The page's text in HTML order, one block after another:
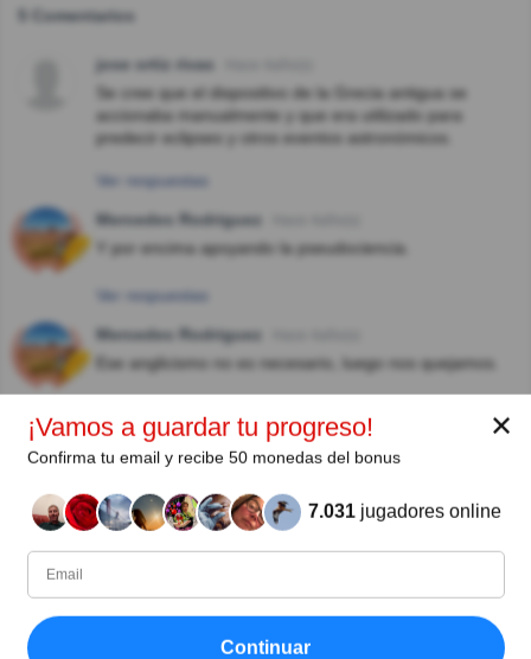
5 Comentarios
jose ortiz rivas
Se cree que el dispositivo de la Grecia antigua se
accionaba manualmente y que era utilizado para
predecir eclipses y otros eventos astronómicos.
Ver respuestas
Mercedes Rodriguez
Y por encima apoyando la pseudociencia.
Ver respuestas
Mercedes Rodriguez
Ese anglicismo no es necesario, luego nos quejamos.
Nicolas Antonio Ayon Trelles Hace 5año(s)
OTRO PLANETA MUCHO MAS AVANZADO, PERO LO
REAL ES QUE ES DE LA TIERRA Y SE AFIRMA QUIEN
✕
¡Vamos a guardar tu progreso!
Confirma tu email y recibe 50 monedas del bonus
7.031 jugadores online
Continuar